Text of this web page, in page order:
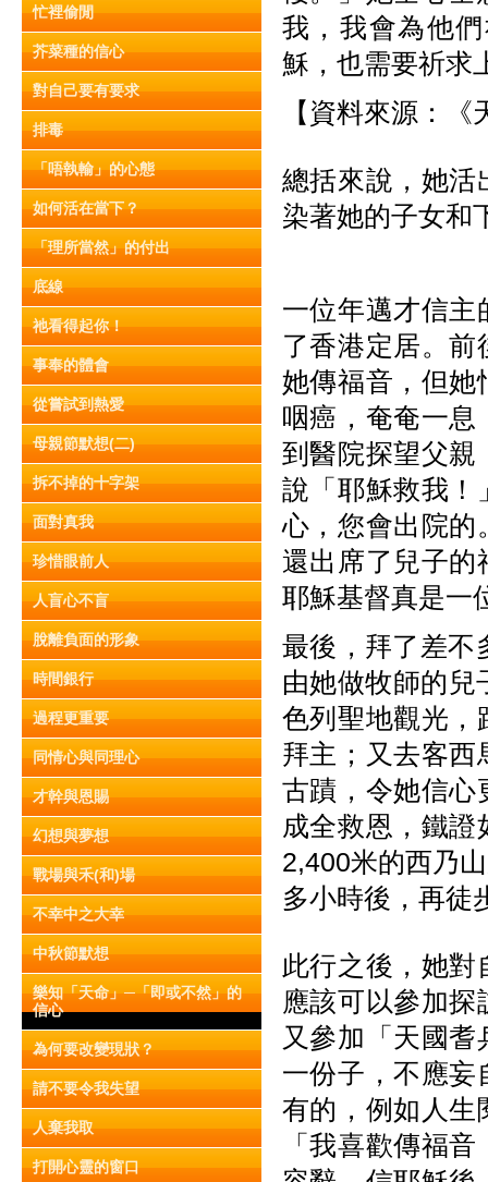
忙裡偷閒
芥菜種的信心
對自己要有要求
排毒
「唔執輸」的心態
如何活在當下？
「理所當然」的付出
底線
祂看得起你！
事奉的體會
從嘗試到熱愛
母親節默想(二)
拆不掉的十字架
面對真我
珍惜眼前人
人盲心不盲
脫離負面的形象
時間銀行
過程更重要
同情心與同理心
才幹與恩賜
幻想與夢想
戰場與禾(和)場
不幸中之大幸
中秋節默想
樂知「天命」─「即或不然」的
信心
為何要改變現狀？
請不要令我失望
人棄我取
打開心靈的窗口
我，我會為他
穌，也需要祈求
【資料來源：
總括來說，她活
染著她的子女和
一位年邁才信主
了香港定居。
她傳福音，但她
咽癌，奄奄一息
到醫院探望父親
說「耶穌救我！
心，您會出院的
還出席了兒子的
耶穌基督真是一
最後，拜了差不
由她做牧師的兒
色列聖地觀光，
拜主；又去客西
古蹟，令她信心
成全救恩，鐵
2,400米的西乃
多小時後，再徒
此行之後，她
應該可以參加
又參加「天國
一份子，不應妄
有的，例如人生
「我喜歡傳福